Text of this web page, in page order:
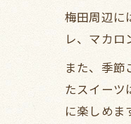
梅田周辺に
レ、マカロ
また、季
たスイーツ
に楽しめま